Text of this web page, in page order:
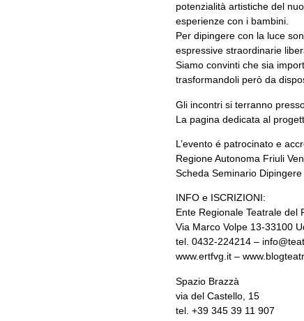
potenzialità artistiche del
esperienze con i bambini.
Per dipingere con la luce
espressive straordinarie
Siamo convinti che sia
trasformandoli però da
Gli incontri si terranno
La pagina dedicata al
L’evento é patrocinato e
Regione Autonoma Friuli
Scheda Seminario Dipingere
INFO e ISCRIZIONI:
Ente Regionale Teatrale del
Via Marco Volpe 13-33100
tel. 0432-224214 –
www.ertfvg.it –
Spazio Brazzà
via del Castello, 15
tel. +39 345 39 11 907